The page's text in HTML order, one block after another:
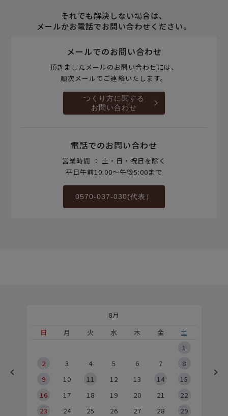
それでも解決しない場合は、
メールかお電話でお問い合わせください。
メールでのお問い合わせ
頂きましたメールのお問い合わせには、
順次メールでご連絡いたします。
つくり方に関する
お問い合わせ
電話でのお問い合わせ
営業時間 ： 土・日・祝日を除く
平日午前10:00～午後5:00まで
0570-037-030(代表）
8月
日
月 火 水 木 金
土
1
2
3 4 5 6 7
8
9
10 11 12 13 14
15
16
17 18 19 20 21
22
23
24 25 26 27 28
29